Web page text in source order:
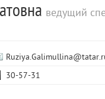
ведущий
30-57-31